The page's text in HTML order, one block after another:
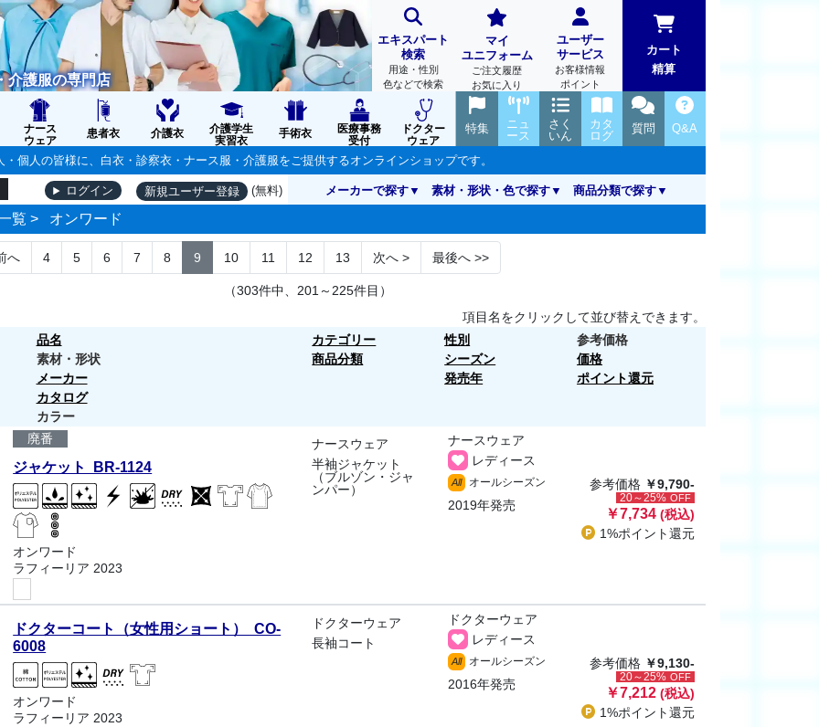
介護服の専門店
エキスパート
検索
用途・性別
色などで検索
マイ
ユニフォーム
ご注文履歴
お気に入り
ユーザー
サービス
お客様情報
ポイント
カート
精算
ナース
ウェア
患者衣 介護衣
介護学生
実習衣
手術衣
医療事務
受付
ドクター
ウェア
Q&A
質問
カタ
ログ
さく
いん
ニュ
ース
特集
個人の皆様に、白衣・診察衣・ナース服・介護服をご提供するオンラインショップです。
ログイン 新規ユーザー登録 (無料) メーカーで探す 素材・形状・色で探す 商品分類で探す
覧 > オンワード
へ 4 5 6 7 8 9 10 11 12 13 次へ> 最後へ>>
（303件中、201～225件目）
項目名をクリックして並び替えできます。
品名
素材・形状
メーカー
カタログ
カラー
カテゴリー
商品分類
性別
シーズン
発売年
参考価格
価格
ポイント還元
廃番
ジャケット BR-1124
オンワード
ラフィーリア 2023
ナースウェア
半袖ジャケット
（ブルゾン・ジャ
ンパー）
ナースウェア
レディース
All オールシーズン
2019年発売
参考価格 ￥9,790-
20～25% OFF
￥7,734 (税込)
1%ポイント還元
ドクターコート（女性用ショート） CO-
6008
オンワード
ラフィーリア 2023
ドクターウェア
長袖コート
ドクターウェア
レディース
All オールシーズン
2016年発売
参考価格 ￥9,130-
20～25% OFF
￥7,212 (税込)
1%ポイント還元